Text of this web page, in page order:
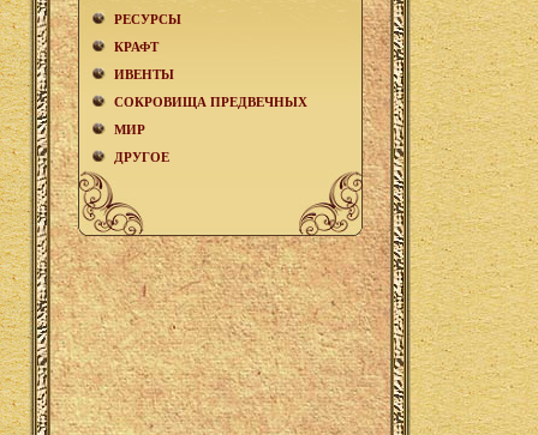
РЕСУРСЫ
КРАФТ
ИВЕНТЫ
СОКРОВИЩА ПРЕДВЕЧНЫХ
МИР
ДРУГОЕ